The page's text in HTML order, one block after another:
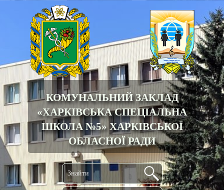
КОМУНАЛЬНИЙ ЗАКЛАД
«ХАРКІВСЬКА СПЕЦІАЛЬНА
ШКОЛА №5» ХАРКІВСЬКОЇ
ОБЛАСНОЇ РАДИ